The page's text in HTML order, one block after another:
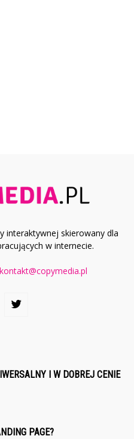
interaktywnej skierowany dla
w internecie.
kontakt@copymedia.pl
I W DOBREJ CENIE
PAGE?